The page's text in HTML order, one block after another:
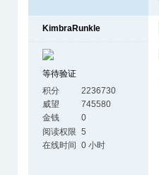
KimbraRunkle
等待验证
积分
2236730
威望
745580
金钱
0
阅读权限 5
在线时间 0 小时